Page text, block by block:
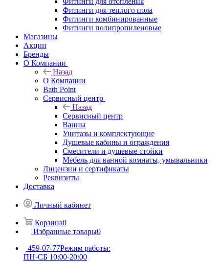
Фитинги для теплого пола
Фитинги комбинированные
Фитинги полипропиленовые
Магазины
Акции
Бренды
О Компании
Назад
О Компании
Bath Point
Сервисный центр
Назад
Сервисный центр
Ванны
Унитазы и комплектующие
Душевые кабины и ограждения
Смесители и душевые стойки
Мебель для ванной комнаты, умывальники
Лицензии и сертификаты
Реквизиты
Доставка
Личный кабинет
Корзина0
Избранные товары0
459-07-77Режим работы:
ПН-СБ 10:00-20:00